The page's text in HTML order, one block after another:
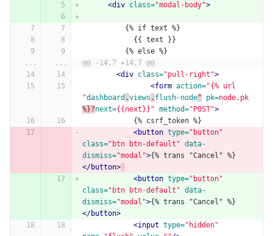
<div class="modal-body">
          {% if text %}
            {{ text }}
          {% else %}
...
...
@@ -14,7 +14,7 @@
<div class="pull-right">
<form action="{% url
"dashboard .views . flush-node" pk=node.pk
%}?next={{next}}" method="POST">
            {% csrf_token %}
<button type="button"
class="btn btn-default" data-
dismiss="modal">{% trans "Cancel" %}
</button>
<button type="button"
class="btn btn-default" data-
dismiss="modal">{% trans "Cancel" %}
</button>
<input type="hidden"